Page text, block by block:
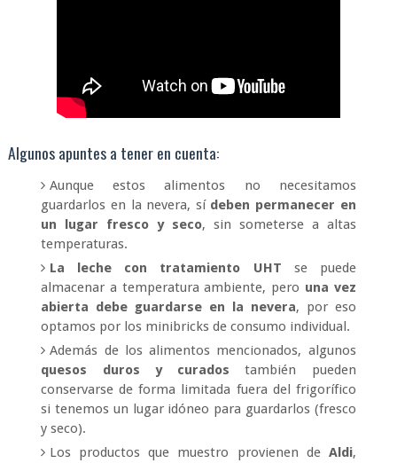
Algunos apuntes a tener en cuenta:
Aunque estos alimentos no necesitamos
guardarlos en la nevera, sí deben permanecer en
un lugar fresco y seco, sin someterse a altas
temperaturas.
La leche con tratamiento UHT se puede
almacenar a temperatura ambiente, pero una vez
abierta debe guardarse en la nevera, por eso
optamos por los minibricks de consumo individual.
Además de los alimentos mencionados, algunos
quesos duros y curados también pueden
conservarse de forma limitada fuera del frigorífico
si tenemos un lugar idóneo para guardarlos (fresco
y seco).
Los productos que muestro provienen de Aldi,